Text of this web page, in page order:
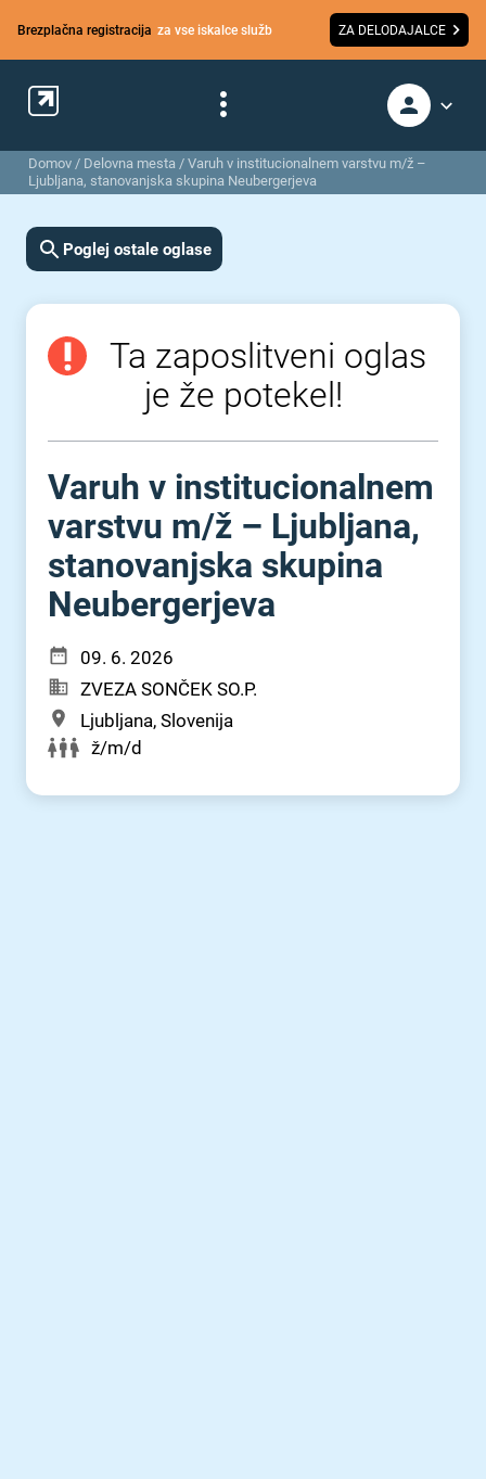
Brezplačna registracija za vse iskalce služb ZA DELODAJALCE
Domov / Delovna mesta / Varuh v institucionalnem varstvu m/ž –
Ljubljana, stanovanjska skupina Neubergerjeva
Poglej ostale oglase
Ta zaposlitveni oglas
je že potekel!
Varuh v institucionalnem
varstvu m⁠/⁠ž – Ljubljana,
stanovanjska skupina
Neubergerjeva
09. 6. 2026
ZVEZA SONČEK SO.P.
Ljubljana, Slovenija
ž/m/d